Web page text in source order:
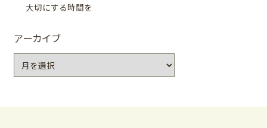
大切にする時間を
アーカイブ